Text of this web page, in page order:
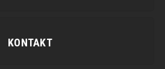
KONTAKT